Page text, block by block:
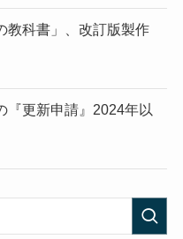
教科書」、改訂版製作
『更新申請』2024年以